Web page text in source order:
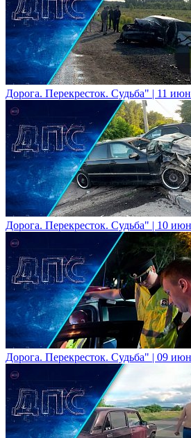
Дорога. Перекресток. Судьба" | 11
Дорога. Перекресток. Судьба" | 10
Дорога. Перекресток. Судьба" | 09